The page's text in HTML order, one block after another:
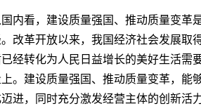
国内看，建设质量强国、推动质量变革
改革开放以来，我国经济社会发展取
经转化为人民日益增长的美好生活需
。建设质量强国、推动质量变革，能
进，同时充分激发经营主体的创新活